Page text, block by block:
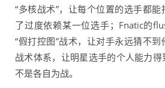
“多核战术”，让每个位置的选手都
了过度依赖某一位选手；Fnatic的
“假打控图”战术，让对手永远猜不
战术体系，让明星选手的个人能力
不是各自为战。